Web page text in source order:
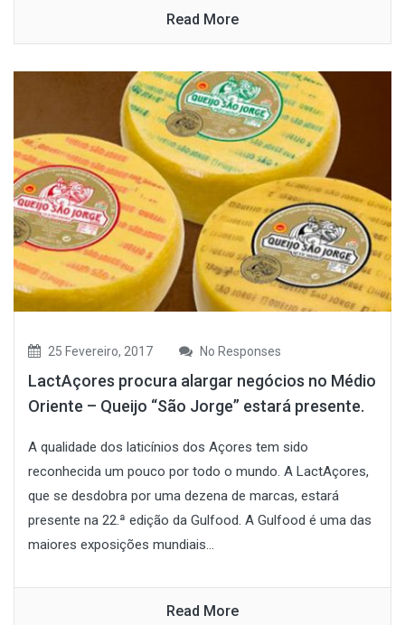
Read More
25 Fevereiro, 2017 No Responses
LactAçores procura alargar negócios no Médio
Oriente – Queijo “São Jorge” estará presente.
A qualidade dos laticínios dos Açores tem sido
reconhecida um pouco por todo o mundo. A LactAçores,
que se desdobra por uma dezena de marcas, estará
presente na 22.ª edição da Gulfood. A Gulfood é uma das
maiores exposições mundiais...
Read More